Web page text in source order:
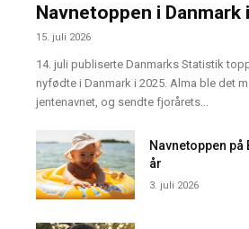
Navnetoppen i Danmark
15. juli 2026
14. juli publiserte Danmarks Statistik
nyfødte i Danmark i 2025. Alma ble det
jentenavnet, og sendte fjorårets...
Navnetoppen på
år
3. juli 2026